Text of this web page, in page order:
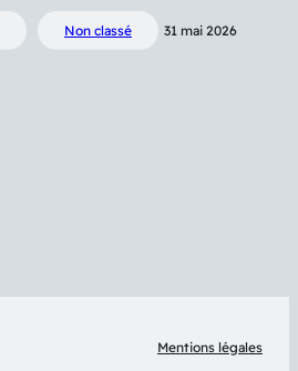
Non classé 31 mai 2026
Mentions légales